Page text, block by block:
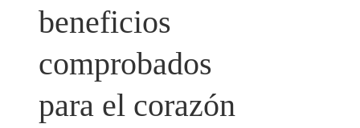
beneficios
comprobados
para el corazón